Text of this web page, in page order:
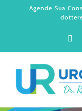
Agende Sua